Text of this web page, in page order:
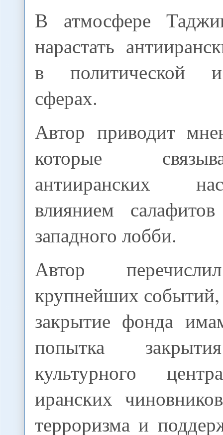
В атмосфере
нарастать
в политической
сферах.
Автор приводит
которые
антииранских
влиянием
западного лобби.
Автор
крупнейших
закрытие фонда
попытка
культурного
иранских
терроризма и